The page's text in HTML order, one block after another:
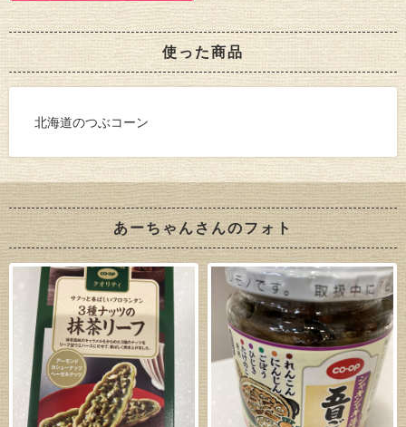
使った商品
北海道のつぶコーン
あーちゃんさんのフォト